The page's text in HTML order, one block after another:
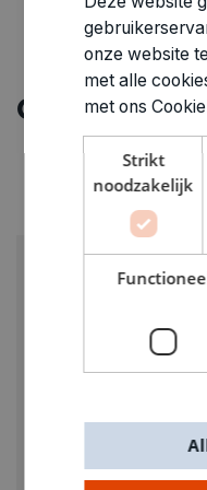
Ontdek
onze website
met alle
met ons
Strikt
noodzakelijk